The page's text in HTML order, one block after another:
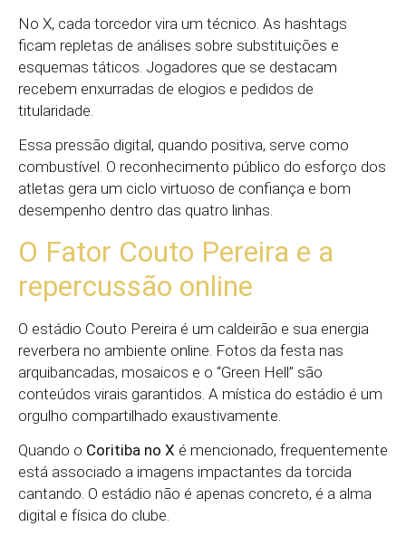
No X, cada torcedor vira um técnico. As hashtags
ficam repletas de análises sobre substituições e
esquemas táticos. Jogadores que se destacam
recebem enxurradas de elogios e pedidos de
titularidade.
Essa pressão digital, quando positiva, serve como
combustível. O reconhecimento público do esforço dos
atletas gera um ciclo virtuoso de confiança e bom
desempenho dentro das quatro linhas.
O Fator Couto Pereira e a
repercussão online
O estádio Couto Pereira é um caldeirão e sua energia
reverbera no ambiente online. Fotos da festa nas
arquibancadas, mosaicos e o “Green Hell” são
conteúdos virais garantidos. A mística do estádio é um
orgulho compartilhado exaustivamente.
Quando o Coritiba no X é mencionado, frequentemente
está associado a imagens impactantes da torcida
cantando. O estádio não é apenas concreto, é a alma
digital e física do clube.